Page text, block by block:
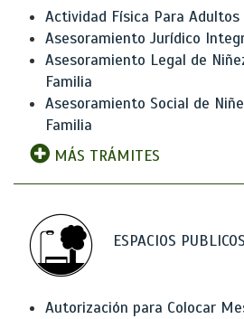
Actividad Física Para
Asesoramiento Jurídico
Asesoramiento Legal de
Familia
Asesoramiento Social de
Familia
MÁS TRÁMITES
ESPACIOS
Autorización para Colocar